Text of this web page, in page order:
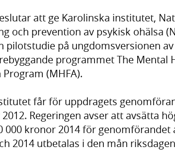
att ge Karolinska institutet,
och prevention av psykisk ohälsa
pilotstudie på ungdomsversionen
programmet The Mental
Program (MHFA).
får för uppdragets
Regeringen avser att avsätta
000 kronor 2014 för genomförandet
2014 utbetalas i den mån